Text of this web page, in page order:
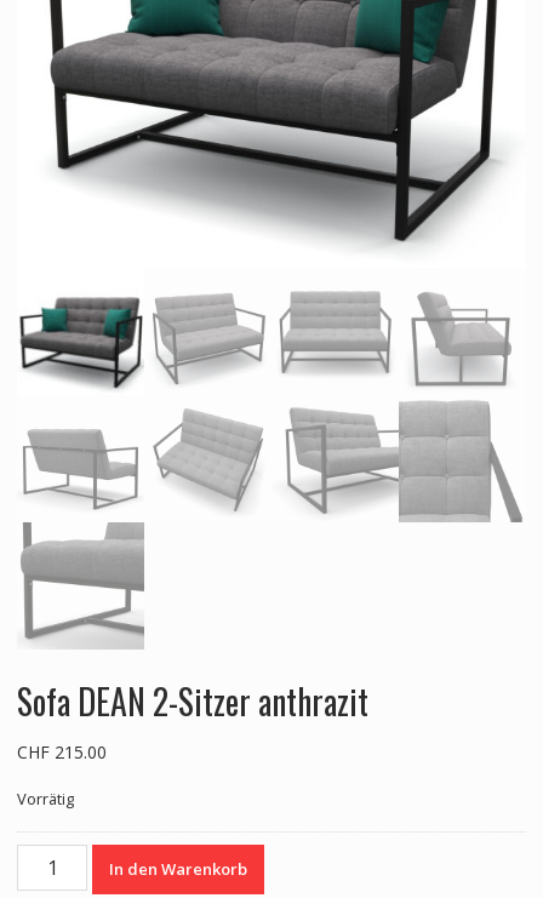
Sofa DEAN 2-Sitzer anthrazit
CHF215.00
Vorrätig
Sofa
DEAN
In den Warenkorb